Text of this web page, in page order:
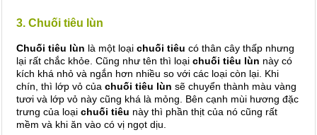
3. Chuối tiêu lùn
Chuối tiêu lùn là một loại chuối tiêu có thân cây thấp nhưng
lại rất chắc khỏe. Cũng như tên thì loại chuối tiêu lùn này có
kích khá nhỏ và ngắn hơn nhiều so với các loại còn lại. Khi
chín, thì lớp vỏ của chuối tiêu lùn sẽ chuyển thành màu vàng
tươi và lớp vỏ này cũng khá là mỏng. Bên cạnh mùi hương đặc
trưng của loại chuối tiêu này thì phần thịt của nó cũng rất
mềm và khi ăn vào có vị ngọt dịu.